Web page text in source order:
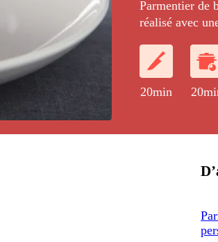
Parmentier de
réalisé avec
20min